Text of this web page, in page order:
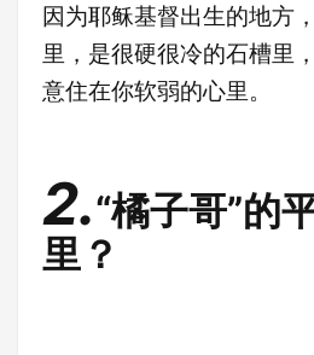
因为耶稣基督出生的地方
里，是很硬很冷的石槽里
意住在你软弱的心里。
2.“橘子哥”的
里？